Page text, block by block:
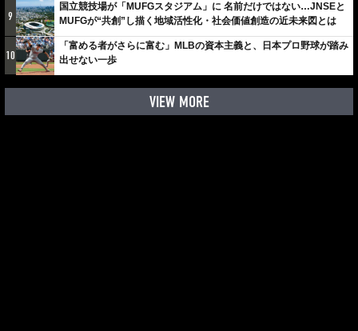
9
国立競技場が「MUFGスタジアム」に 名前だけではない…JNSEと
MUFGが“共創”し描く地域活性化・社会価値創造の近未来図とは
10
「富める者がさらに富む」MLBの資本主義と、日本プロ野球が踏み
出せない一歩
VIEW MORE